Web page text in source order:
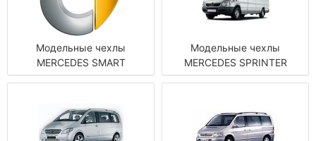
Модельные чехлы
MERCEDES SMART
Модельные чехлы
MERCEDES SPRINTER